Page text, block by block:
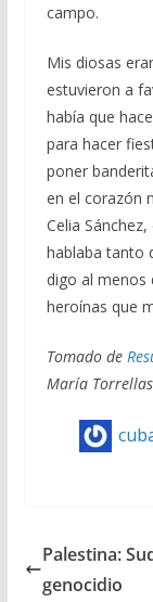
campo.
Mis diosas
estuvieron a
había que
para hacer
poner
en el corazón
Celia
hablaba tanto
digo al menos
heroínas que
Tomado de
María
Palestina:
genocidio